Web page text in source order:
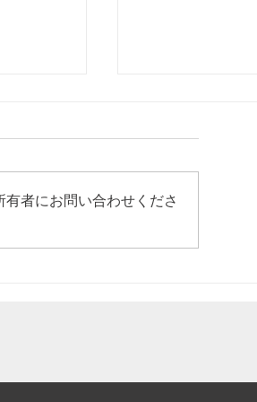
者にお問い合わせくださ